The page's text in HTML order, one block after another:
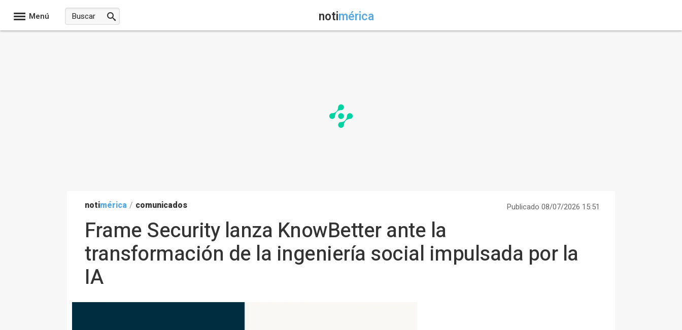
Menú notimérica
notimérica / comunicados Publicado 08/07/2026 15:51
Frame Security lanza KnowBetter ante la
transformación de la ingeniería social impulsada por la
IA